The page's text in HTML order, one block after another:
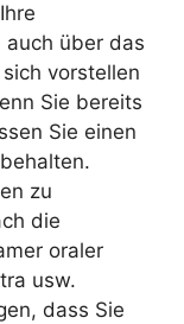
über das
vorstellen
Sie bereits
Sie einen
zu
die
oraler
usw.
dass Sie